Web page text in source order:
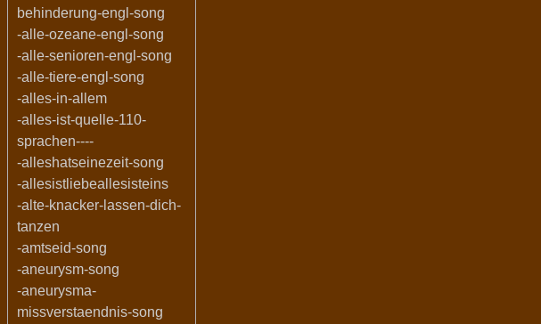
behinderung-engl-song
-alle-ozeane-engl-song
-alle-senioren-engl-song
-alle-tiere-engl-song
-alles-in-allem
-alles-ist-quelle-110-
sprachen----
-alleshatseinezeit-song
-allesistliebeallesisteins
-alte-knacker-lassen-dich-
tanzen
-amtseid-song
-aneurysm-song
-aneurysma-
missverstaendnis-song